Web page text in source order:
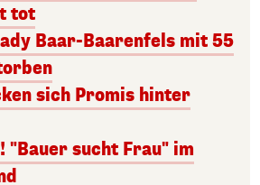
tot
Baar-Baarenfels mit 55
sich Promis hinter
"Bauer sucht Frau" im